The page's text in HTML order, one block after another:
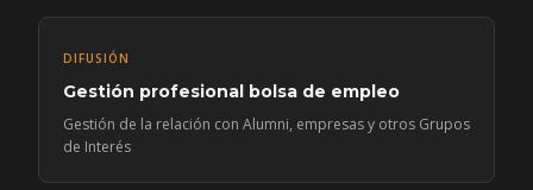
DIFUSIÓN
Gestión profesional bolsa de empleo
Gestión de la relación con Alumni, empresas y otros Grupos
de Interés